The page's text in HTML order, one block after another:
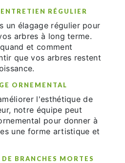
RÉGULIER
un élagage régulier pour
arbres à long terme.
et comment
que vos arbres restent
ORNEMENTAL
l'esthétique de
notre équipe peut
pour donner à
une forme artistique et
BRANCHES MORTES